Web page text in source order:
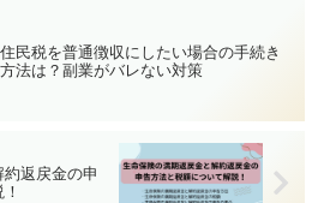
住民税を普通徴収にしたい場合の手続き
方法は？副業がバレない対策
返戻金の申